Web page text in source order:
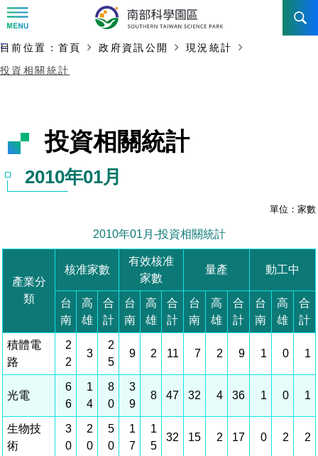
訊息公告
新聞資料專區
即時新聞澄清專區
招標資訊
園區電子看板專區
發展沿革
設立沿革
首長介紹
局長小檔案
局長電子信箱
組織法
組織架構
組織職掌
管理局位置
施政主軸
年度工作展望
國家科學及技術委員會重大政策
廉政園地
工作職掌與聯絡管道
廉政反貪、防貪專區
廉政資訊
獲獎記錄
檔案應用專區
檔案應用服務須知
WebMail(新)
認識園區
臺南園區
競爭優勢
土地規劃
水電供應
園區土地廠房宿舍出租資訊
園區資源再生中心
競爭優勢
土地規劃
水電供應
園區土地廠房宿舍出租資訊
橋頭園區
簡介
競爭優勢
土地規劃
水電供應
新設園區
交通資訊
機構及廠商名錄
廠商名錄
文化藝術
工商服務
申請流程及表單
入區申辦流程
申辦案件處理時限
投資業務
工商業務
相關費用
園區事業管理費
土地及廠房租賃
宿舍租金費用
科學園區廠商服務網
園區課程及獎補助計畫
園區培訓課程
園區參訪申請
主要內容開始
:::
目前位置： 首頁 政府資訊公開
現況統計
投資相關統計